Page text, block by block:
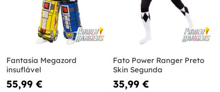
Fantasia Megazord
insuflável
55,99 €
Fato Power Ranger Preto
Skin Segunda
35,99 €